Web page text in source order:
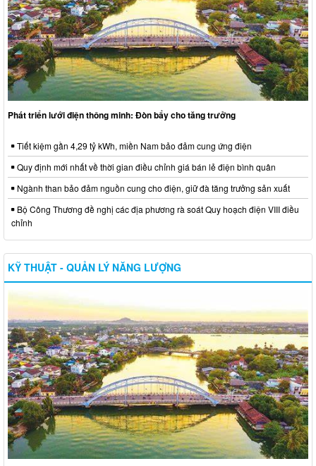
Phát triển lưới điện thông minh: Đòn bẩy cho tăng trưởng
Tiết kiệm gần 4,29 tỷ kWh, miền Nam bảo đảm cung ứng điện
Quy định mới nhất về thời gian điều chỉnh giá bán lẻ điện bình quân
Ngành than bảo đảm nguồn cung cho điện, giữ đà tăng trưởng sản xuất
Bộ Công Thương đề nghị các địa phương rà soát Quy hoạch điện VIII điều
chỉnh
KỸ THUẬT - QUẢN LÝ NĂNG LƯỢNG